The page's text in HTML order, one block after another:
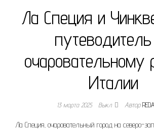
Ла Специя и
очаровательному
Италии
13 марта 2025 Выкл. Автор
Ла Специя‚ очаровательный город на северо-